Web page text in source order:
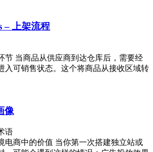
– 上架流程
节 当商品从供应商到达仓库后，需要经
入可销售状态。这个将商品从接收区域转
像
语
电商中的价值 当你第一次搭建独立站或